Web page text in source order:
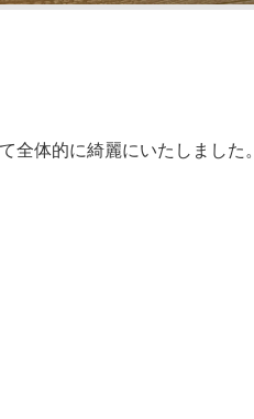
体的に綺麗にいたしました。